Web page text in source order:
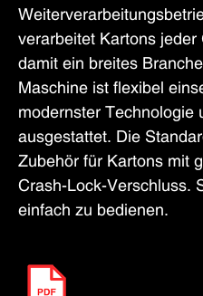
verarbeitet Kartons
damit ein breites
Maschine ist flexibel
modernster Technologie
ausgestattet. Die
Zubehör für Kartons mit
Crash-Lock-Verschluss.
einfach zu bedienen.